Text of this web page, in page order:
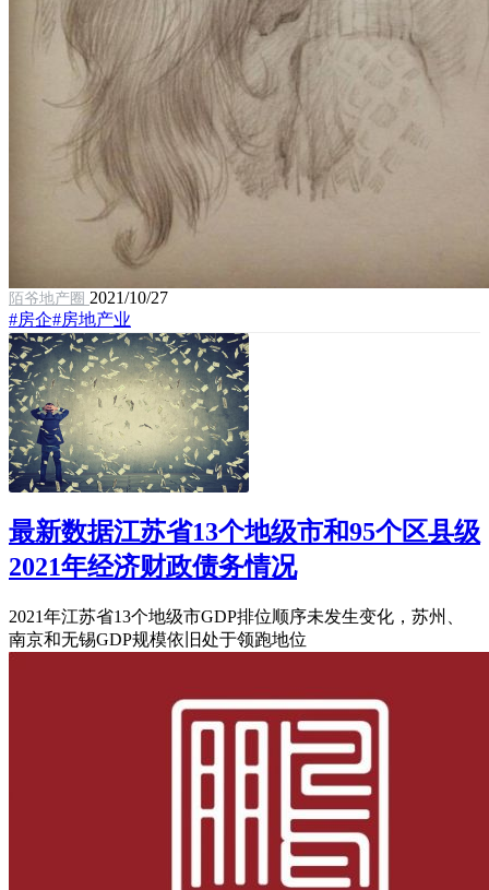
陌爷地产圈 2021/10/27
#房企#房地产业
最新数据江苏省13个地级市和95个区县级
2021年经济财政债务情况
2021年江苏省13个地级市GDP排位顺序未发生变化，苏州、
南京和无锡GDP规模依旧处于领跑地位